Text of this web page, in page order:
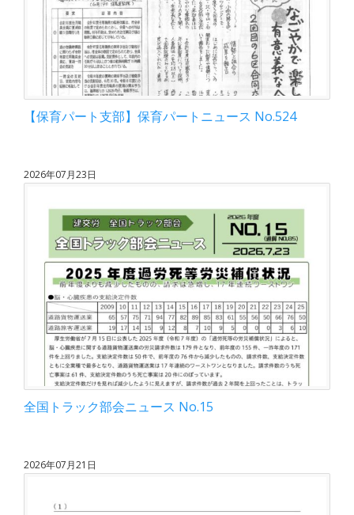
【保育パート支部】保育パートニュース No.524
2026年07月23日
全国トラック部会ニュース No.15
2026年07月21日